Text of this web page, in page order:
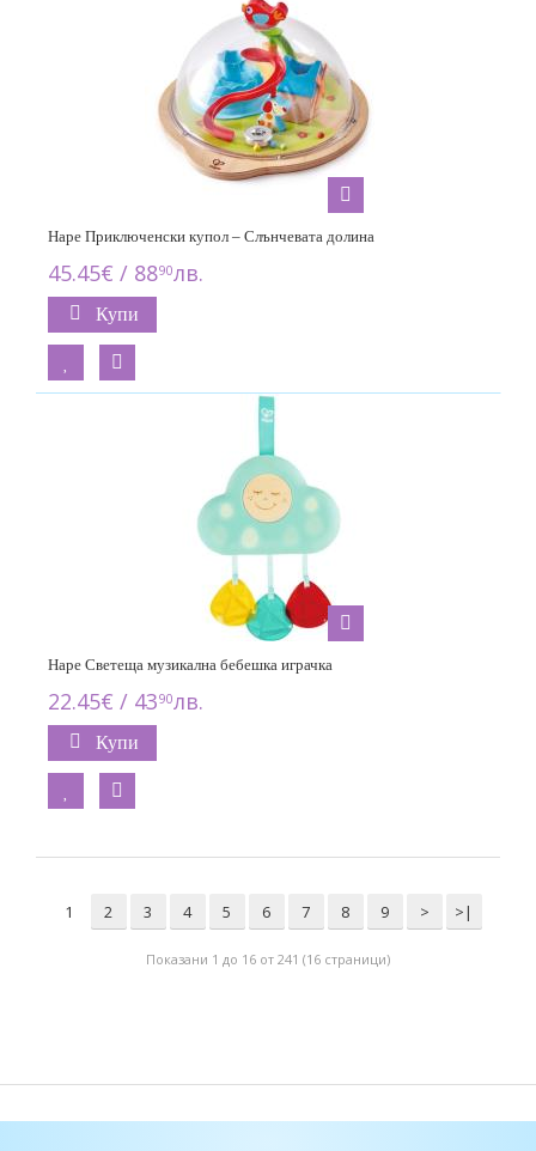
Hape Приключенски купол – Слънчевата долина
45.45€ / 8890лв.
Купи
Hape Светеща музикална бебешка играчка
22.45€ / 4390лв.
Купи
1 2 3 4 5 6 7 8 9 > >|
Показани 1 до 16 от 241 (16 страници)